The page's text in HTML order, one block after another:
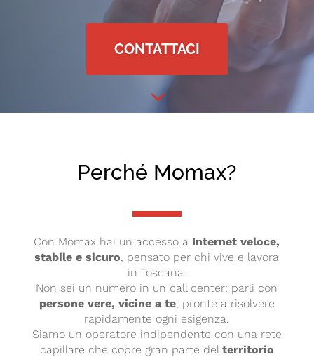
CONTATTACI
3
Perché Momax?
Con Momax hai un accesso a Internet veloce,
stabile e sicuro, pensato per chi vive e lavora
in Toscana.
Non sei un numero in un call center: parli con
persone vere, vicine a te, pronte a risolvere
rapidamente ogni esigenza.
Siamo un operatore indipendente con una rete
capillare che copre gran parte del territorio